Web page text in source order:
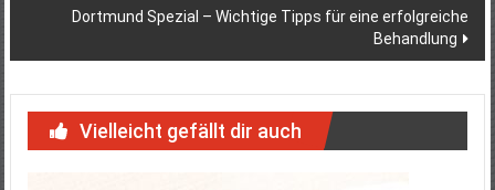
Dortmund Spezial – Wichtige Tipps für eine erfolgreiche
Behandlung
Vielleicht gefällt dir auch